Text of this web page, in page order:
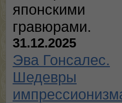
японскими
гравюрами.
31.12.2025
Эва Гонсалес.
Шедевры